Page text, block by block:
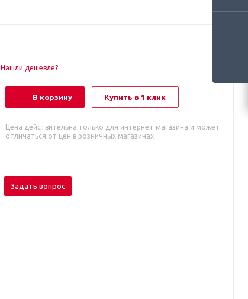
Нашли дешевле?
В корзину Купить в 1 клик
Цена действительна только для интернет-магазина и может
отличаться от цен в розничных магазинах
Задать вопрос